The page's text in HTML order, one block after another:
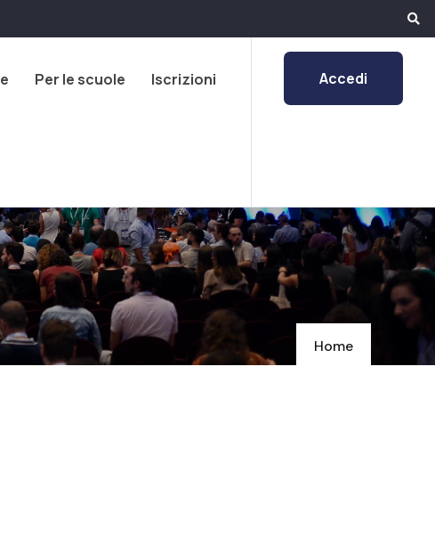
Per le scuole Iscrizioni Accedi
Home